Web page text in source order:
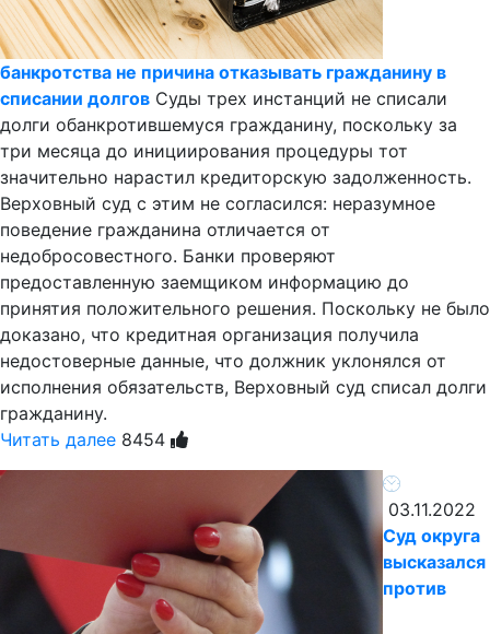
банкротства не причина отказывать гражданину в
списании долгов Суды трех инстанций не списали
долги обанкротившемуся гражданину, поскольку за
три месяца до инициирования процедуры тот
значительно нарастил кредиторскую задолженность.
Верховный суд с этим не согласился: неразумное
поведение гражданина отличается от
недобросовестного. Банки проверяют
предоставленную заемщиком информацию до
принятия положительного решения. Поскольку не было
доказано, что кредитная организация получила
недостоверные данные, что должник уклонялся от
исполнения обязательств, Верховный суд списал долги
гражданину.
Читать далее 8454
03.11.2022
Суд округа
высказался
против